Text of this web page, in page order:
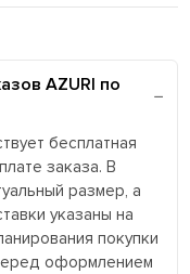
AZURI по
бесплатная
заказа. В
размер, а
указаны на
покупки
оформлением